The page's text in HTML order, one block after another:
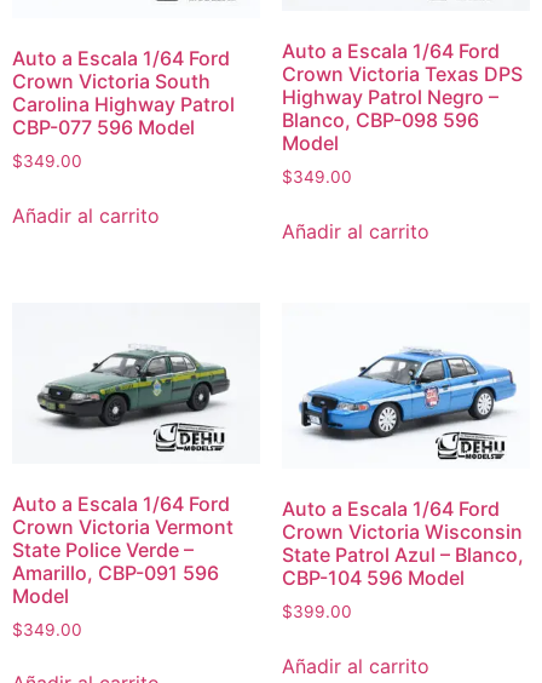
Auto a Escala 1/64 Ford
Crown Victoria South
Carolina Highway Patrol
CBP-077 596 Model
$349.00
Añadir al carrito
Auto a Escala 1/64 Ford
Crown Victoria Texas DPS
Highway Patrol Negro –
Blanco, CBP-098 596
Model
$349.00
Añadir al carrito
Auto a Escala 1/64 Ford
Crown Victoria Vermont
State Police Verde –
Amarillo, CBP-091 596
Model
$349.00
Auto a Escala 1/64 Ford
Crown Victoria Wisconsin
State Patrol Azul – Blanco,
CBP-104 596 Model
$399.00
Añadir al carrito